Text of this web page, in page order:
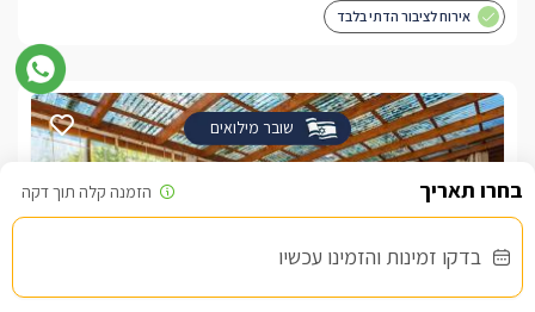
בדקו זמינות והזמינו עכשיו
אירוח לציבור הדתי בלבד
שובר מילואים